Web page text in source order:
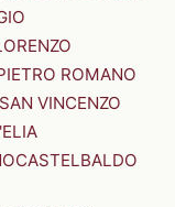
ROMANO
VINCENZO
CASTELBALDO